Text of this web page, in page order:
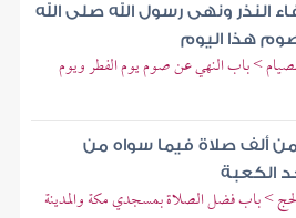
النذر ونهى رسول الله صلى الله
هذا اليوم
> باب النهي عن صوم يوم الفطر ويوم
ألف صلاة فيما سواه من
الكعبة
> باب فضل الصلاة بمسجدي مكة والمدينة